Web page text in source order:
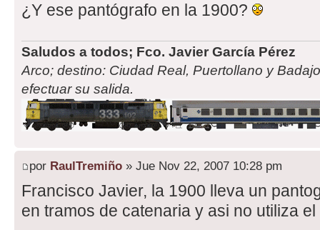
¿Y ese pantógrafo en la 1900?
Saludos a todos; Fco. Javier García Pérez
Arco; destino: Ciudad Real, Puertollano y
efectuar su salida.
por RaulTremiño » Jue Nov 22, 2007 10:28 pm
Francisco Javier, la 1900 lleva un
en tramos de catenaria y asi no utiliza